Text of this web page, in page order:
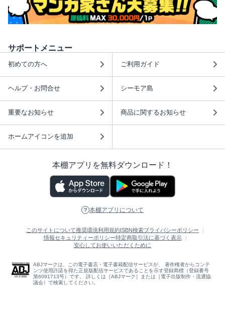
サポートメニュー
初めての方へ ご利用ガイド
ヘルプ・お問合せ シーモア島
重要なお知らせ 商品に関するお知らせ
ホームアイコンを追加
本棚アプリを無料ダウンロード！
本棚アプリについて
このサイトについて推奨環境利用規約ISBN検索プライバシーポリシー
情報セキュリティーポリシー特定商取引法に基づく表示
安心してお使いいただくために
ABJマークは、この電子書店・電子書籍配信サービスが、 著作権者からコンテ
ンツ使用許諾を得た正規版配信サービスであることを示す登録商標（登録番号
第6091713号）です。 詳しくは［ABJマーク］または［電子出版制作・流通協
議会］で検索してください。